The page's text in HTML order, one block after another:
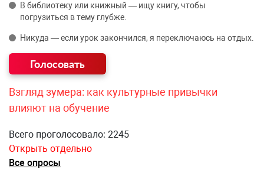
В библиотеку или книжный — ищу книгу, чтобы
погрузиться в тему глубже.
Никуда — если урок закончился, я переключаюсь на отдых.
Взгляд зумера: как культурные привычки
влияют на обучение
Всего проголосовало: 2245
Открыть отдельно
Все опросы